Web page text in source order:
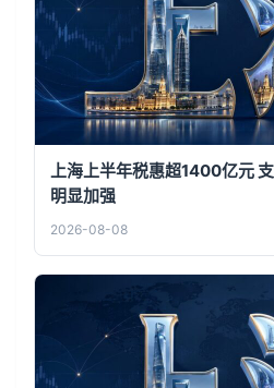
上海上半年税惠超1400亿元
明显加强
2026-08-08